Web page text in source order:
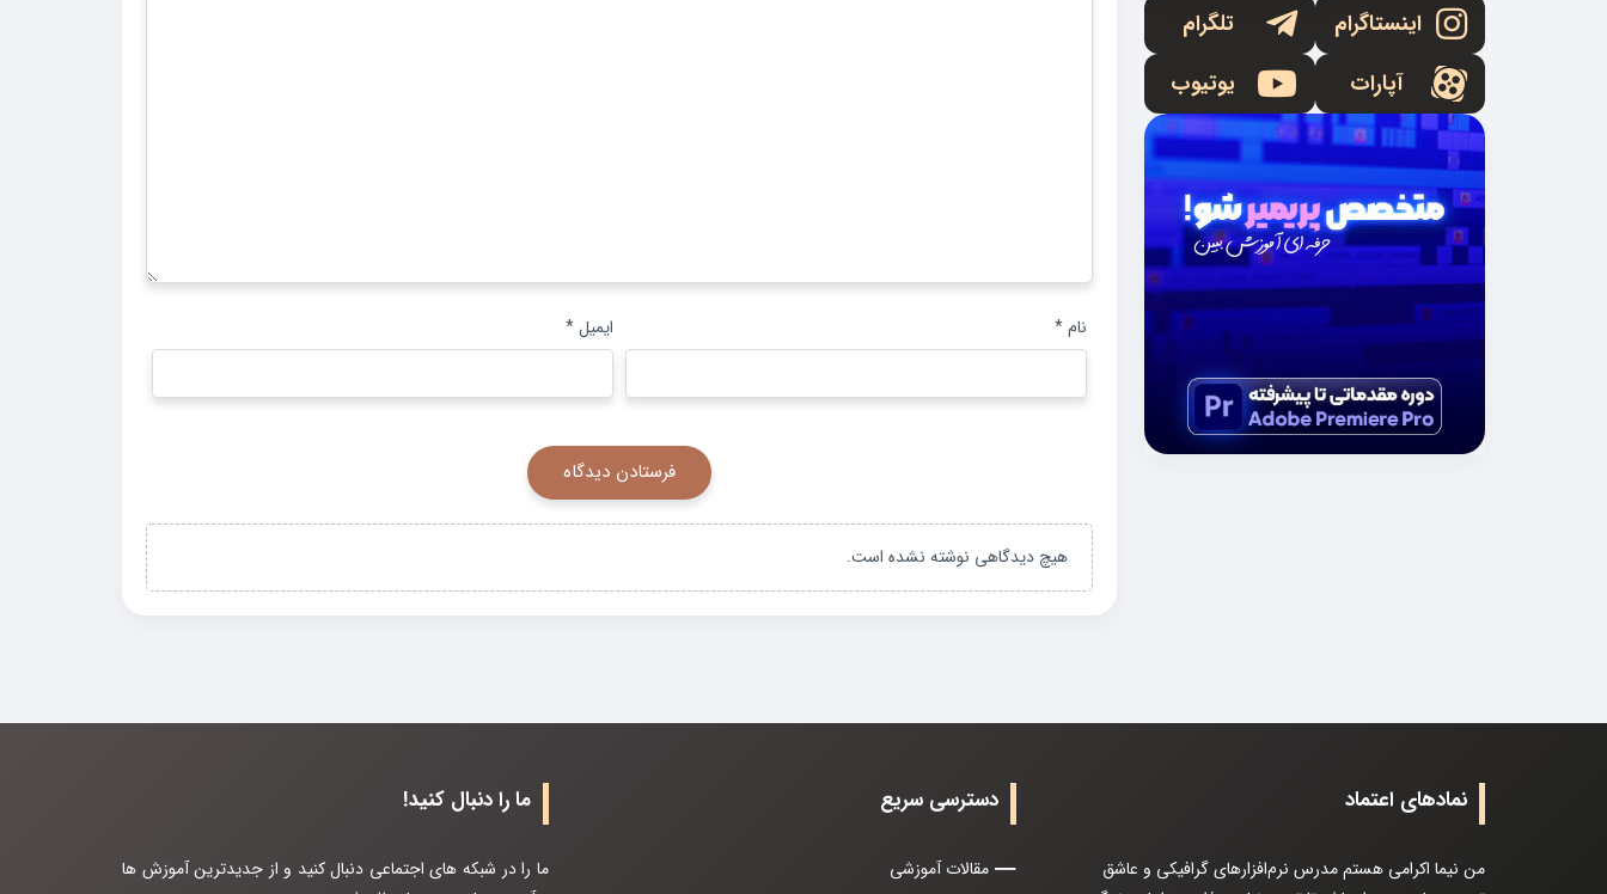
نام* ایمیل*
هیچ دیدگاهی نوشته نشده است.
اینستاگرام
تلگرام
آپارات
یوتیوب
نمادهای اعتماد
من نیما اکرامی هستم مدرس نرم‌افزارهای گرافیکی و عاشق
دسترسی سریع
مقالات آموزشی
ما را دنبال کنید!
ما را در شبکه های اجتماعی دنبال کنید و از جدیدترین آموزش ها